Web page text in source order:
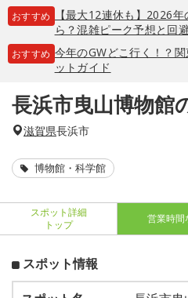
おすすめ
【最大12連休も】2026
ら？混雑ピーク予想と回
おすすめ 今年のGWどこ行く！？
ットガイド
長浜市曳山博物館
滋賀県長浜市
博物館・科学館
スポット詳細
トップ
営業時間
スポット情報